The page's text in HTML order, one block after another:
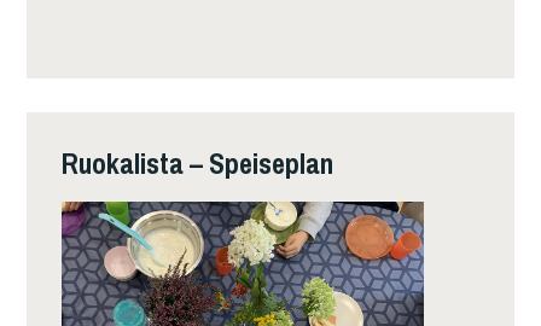
Ruokalista – Speiseplan